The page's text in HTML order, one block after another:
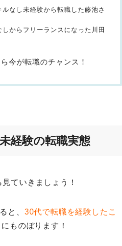
なし未経験から転職した藤池さ
からフリーランスになった川田
今が転職のチャンス！
経験の転職実態
ていきましょう！
と、 30代で転職を経験したこ
にものぼります！